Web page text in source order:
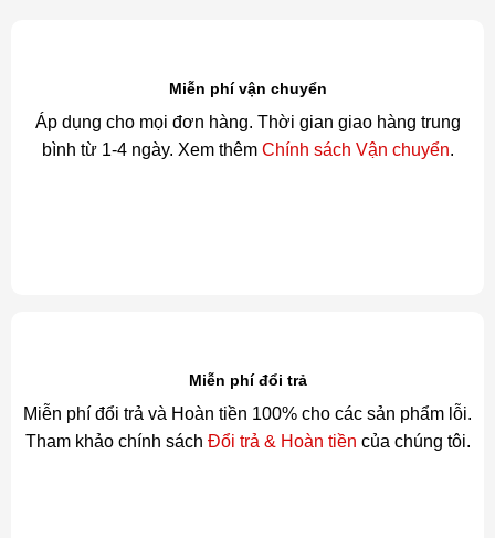
Miễn phí vận chuyển
Áp dụng cho mọi đơn hàng. Thời gian giao hàng trung
bình từ 1-4 ngày. Xem thêm Chính sách Vận chuyển.
Miễn phí đổi trả
Miễn phí đổi trả và Hoàn tiền 100% cho các sản phẩm lỗi.
Tham khảo chính sách Đổi trả & Hoàn tiền của chúng tôi.